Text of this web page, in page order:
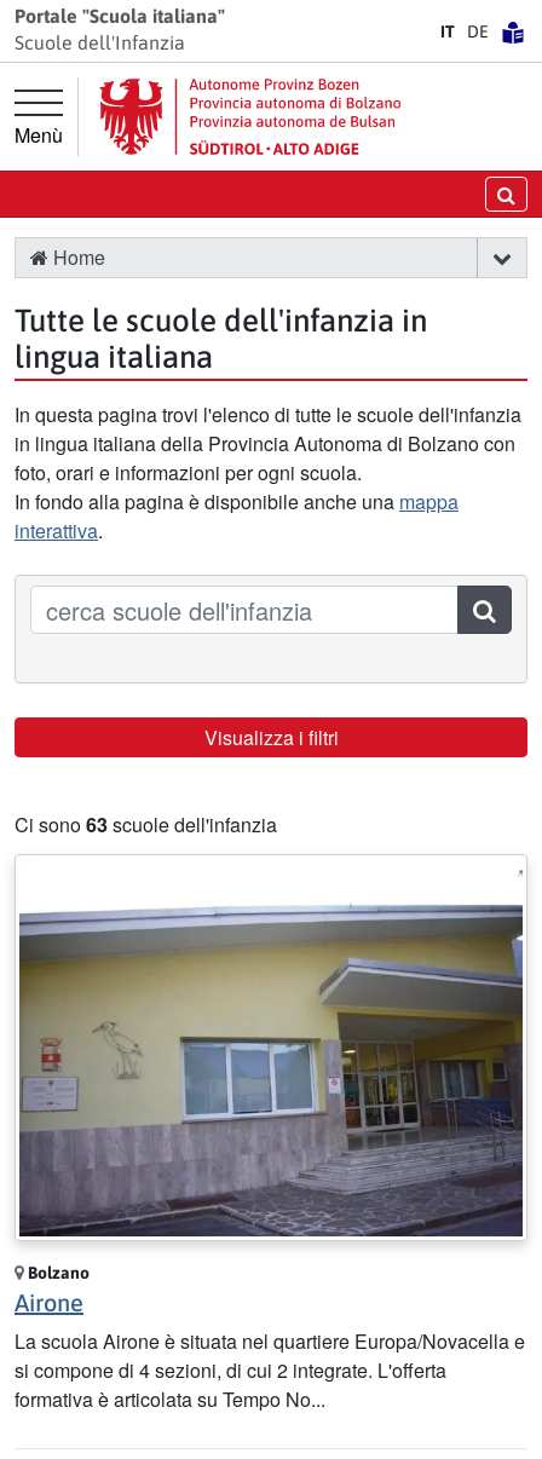
Vai direttamente alla navigazione principale
Vai al contenuto principale
Portale "Scuola italiana"
Scuole dell'Infanzia
IT DE
Menù
Home
Tutte le scuole dell'infanzia in
lingua italiana
In questa pagina trovi l'elenco di tutte le scuole dell'infanzia
in lingua italiana della Provincia Autonoma di Bolzano con
foto, orari e informazioni per ogni scuola.
In fondo alla pagina è disponibile anche una mappa
interattiva.
Cerca
Ci sono63scuole dell'infanzia
Bolzano
Airone
La scuola Airone è situata nel quartiere Europa/Novacella e
si compone di 4 sezioni, di cui 2 integrate. L'offerta
formativa è articolata su Tempo No...
Visualizza i filtri